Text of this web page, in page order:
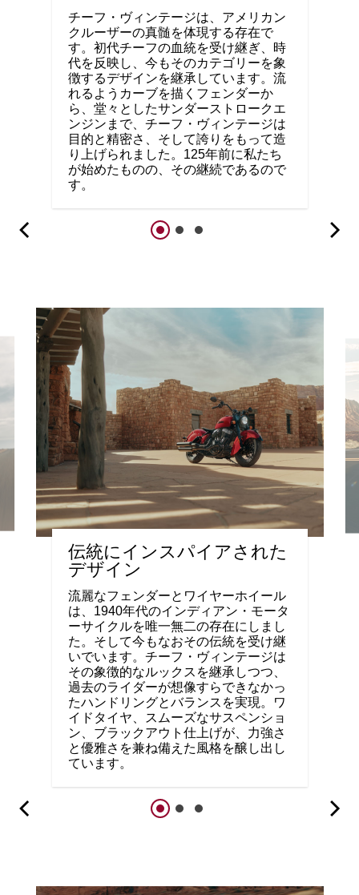
チーフ・ヴィンテージは、アメリカン
クルーザーの真髄を体現する存在で
す。初代チーフの血統を受け継ぎ、時
代を反映し、今もそのカテゴリーを象
徴するデザインを継承しています。流
れるようカーブを描くフェンダーか
ら、堂々としたサンダーストロークエ
ンジンまで、チーフ・ヴィンテージは
目的と精密さ、そして誇りをもって造
り上げられました。125年前に私たち
が始めたものの、その継続であるので
す。
伝統にインスパイアされた
デザイン
流麗なフェンダーとワイヤーホイール
は、1940年代のインディアン・モータ
ーサイクルを唯一無二の存在にしまし
た。そして今もなおその伝統を受け継
いでいます。チーフ・ヴィンテージは
その象徴的なルックスを継承しつつ、
過去のライダーが想像すらできなかっ
たハンドリングとバランスを実現。ワ
イドタイヤ、スムーズなサスペンショ
ン、ブラックアウト仕上げが、力強さ
と優雅さを兼ね備えた風格を醸し出し
ています。